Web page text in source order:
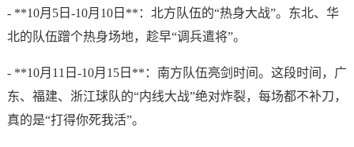
- **10月5日-10月10日**：北方队伍的“热身大战”。东北、华
北的队伍蹭个热身场地，趁早“调兵遣将”。
- **10月11日-10月15日**：南方队伍亮剑时间。这段时间，广
东、福建、浙江球队的“内线大战”绝对炸裂，每场都不补刀，
真的是“打得你死我活”。